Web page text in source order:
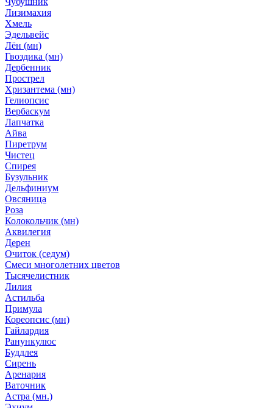
Лизимахия
Хмель
Эдельвейс
Лён (мн)
Гвоздика (мн)
Дербенник
Прострел
Хризантема (мн)
Гелиопсис
Вербаскум
Лапчатка
Айва
Пиретрум
Чистец
Спирея
Бузульник
Дельфиниум
Овсяница
Роза
Колокольчик (мн)
Аквилегия
Дерен
Очиток (седум)
Смеси многолетних цветов
Тысячелистник
Лилия
Астильба
Примула
Кореопсис (мн)
Гайлардия
Ранункулюс
Буддлея
Сирень
Аренария
Ваточник
Астра (мн.)